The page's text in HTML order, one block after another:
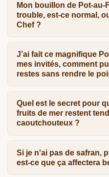
Mon bouillon de Pot-au-
trouble, est-ce normal,
Chef ?
J’ai fait ce magnifique
mes invités, comment
restes sans rendre le
Quel est le secret pour
fruits de mer restent
caoutchouteux ?
Si je n'ai pas de safran,
est-ce que ça affectera